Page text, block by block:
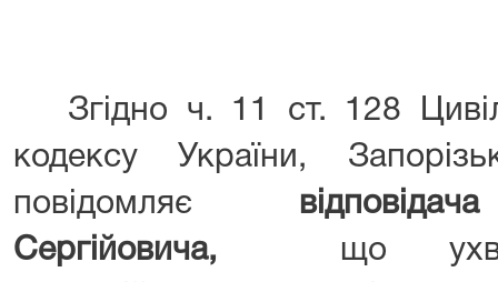
Згідно ч. 11 ст. 128
кодексу України,
повідомляє
відповідача
Сергійовича, що